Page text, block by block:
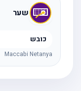
שער
כובש
Maccabi Netanya